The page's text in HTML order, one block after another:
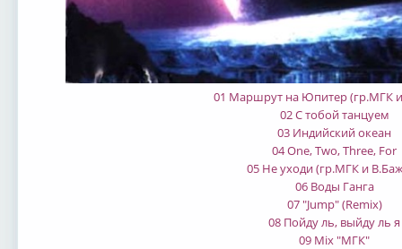
01 Маршрут на Юпитер (гр.МГК
02 С тобой танцуем
03 Индийский океан
04 One, Two, Three, For
05 Не уходи (гр.МГК и
06 Воды Ганга
07 "Jump" (Remix)
08 Пойду ль, выйду ль я
09 Mix "МГК"